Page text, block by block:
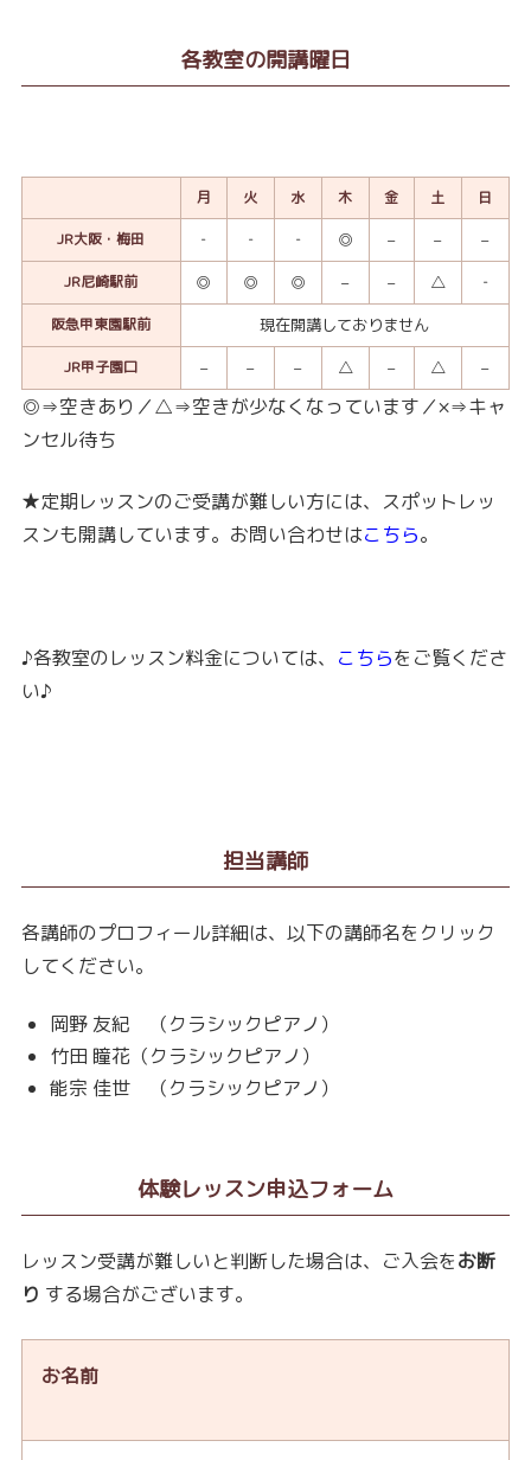
各教室の開講曜日
月 火 水 木 金 土 日
JR大阪・梅田 ‐ ‐ ‐ ◎ – – –
JR尼崎駅前 ◎ ◎ ◎ – – △ ‐
阪急甲東園駅前 現在開講しておりません
JR甲子園口 – – – △ – △ –
◎⇒空きあり／△⇒空きが少なくなっています／×⇒キャ
ンセル待ち
★定期レッスンのご受講が難しい方には、スポットレッ
スンも開講しています。お問い合わせはこちら。
♪各教室のレッスン料金については、 こちらをご覧くださ
い♪
担当講師
各講師のプロフィール詳細は、以下の講師名をクリック
してください。
岡野 友紀 （クラシックピアノ）
竹田 瞳花（クラシックピアノ）
能宗 佳世 （クラシックピアノ）
体験レッスン申込フォーム
レッスン受講が難しいと判断した場合は、ご入会をお断
り する場合がございます。
お名前